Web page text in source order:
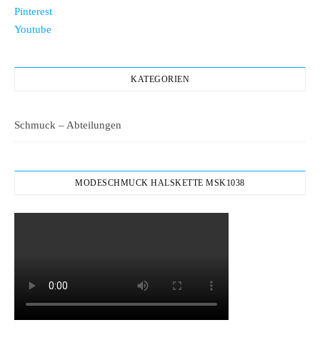
Pinterest
Youtube
KATEGORIEN
Schmuck – Abteilungen
MODESCHMUCK HALSKETTE MSK1038